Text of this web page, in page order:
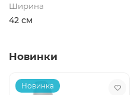
Ширина
42 см
Новинки
Новинка